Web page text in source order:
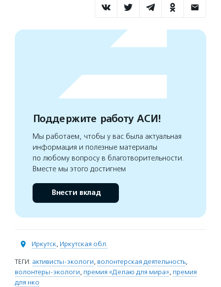
Поддержите работу АСИ!
Мы работаем, чтобы у вас была актуальная
информация и полезные материалы
по любому вопросу в благотворительности.
Вместе мы этого достигнем
Внести вклад
Иркутск, Иркутская обл.
ТЕГИ: активисты-экологи, волонтерская деятельность,
волонтеры-экологи, премия «Делаю для мира», премия
для нко